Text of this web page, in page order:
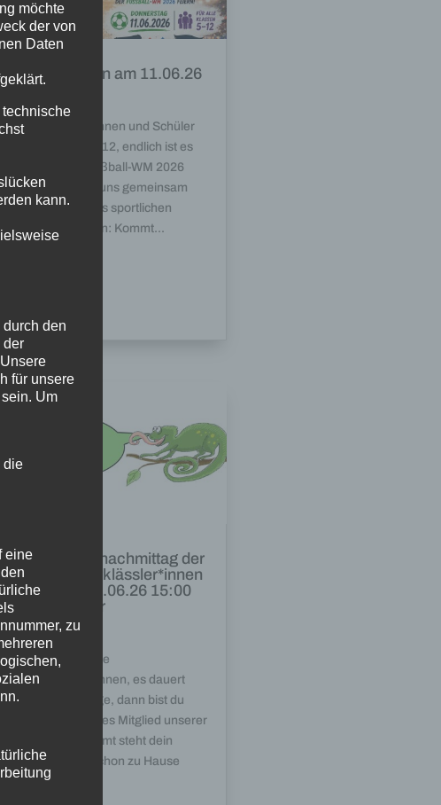
Trikot-Aktion am 11.06.26
Liebe Schülerinnen und Schüler
der Klassen 5–12, endlich ist es
soweit – die Fußball-WM 2026
beginnt! Lasst uns gemeinsam
den Start dieses sportlichen
Highlights feiern: Kommt...
Kennenlernnachmittag der
neuen Fünftklässler*innen
am STG, 24.06.26 15:00
—17:15 Uhr
28.05.2026
Liebe zukünftige
Fünftklässler*innen, es dauert
nicht mehr lange, dann bist du
endlich ein neues Mitglied unserer
Schule. Bestimmt steht dein
Schulranzen schon zu Hause
bereit...
möchte
der von
Daten
kann.
den
der
für unsere
Um
die
eine
zu